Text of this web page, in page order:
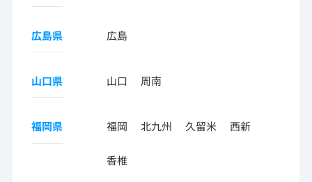
広島県 広島
山口県 山口 周南
福岡県 福岡 北九州 久留米 西新
香椎